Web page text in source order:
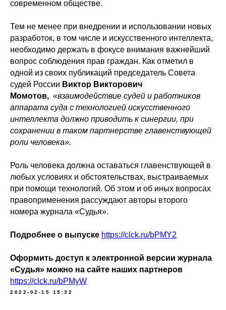
современном обществе.
Тем не менее при внедрении и использовании новых
разработок, в том числе и искусственного интеллекта,
необходимо держать в фокусе внимания важнейший
вопрос соблюдения прав граждан. Как отметил в
одной из своих публикаций председатель Совета
судей России Виктор Викторович
Момотов, «взаимодействие судей и работников
аппарата суда с технологией искусственного
интеллекта должно приводить к синергии, при
сохранении в таком партнерстве главенствующей
роли человека».
Роль человека должна оставаться главенствующей в
любых условиях и обстоятельствах, выстраиваемых
при помощи технологий. Об этом и об иных вопросах
правоприменения рассуждают авторы второго
номера журнала «Судья».
Подробнее о выпуске https://clck.ru/bPMY2
Оформить доступ к электронной версии журнала
«Судья» можно на сайте наших партнеров
https://clck.ru/bPMyW
2022-02-15 15:32